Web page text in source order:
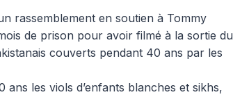
rassemblement en soutien à Tommy
de prison pour avoir filmé à la sortie du
couverts pendant 40 ans par les
les viols d’enfants blanches et sikhs,